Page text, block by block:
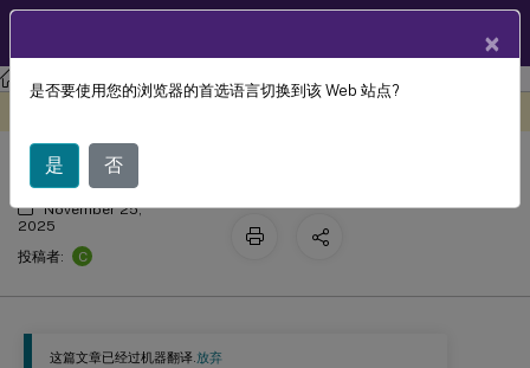
Citrix Virtual Apps and Desktops7 2511 Thinwire
这篇文章已经过机器翻译.放弃
要求
November 25,
2025
投稿者:
C
×
是否要使用您的浏览器的首选语言切换到该 Web 站点?
是 否